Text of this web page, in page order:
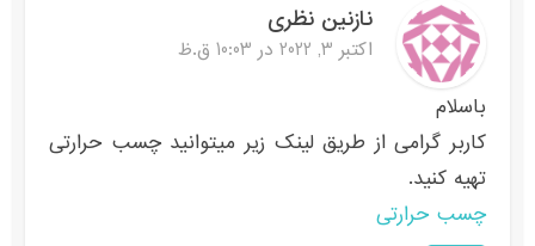
نازنین نظری
اکتبر 3, 2022 در 10:03 ق.ظ
باسلام
کاربر گرامی از طریق لینک زیر میتوانید چسب حرارتی
تهیه کنید.
چسب حرارتی